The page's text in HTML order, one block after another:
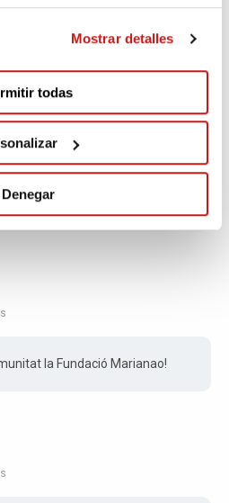
Mostrar detalles
todas
Denegar
la Fundació Marianao!